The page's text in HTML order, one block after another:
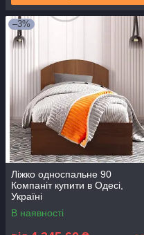
–3%
Ліжко односпальне 90
Компаніт купити в Одесі,
Україні
В наявності